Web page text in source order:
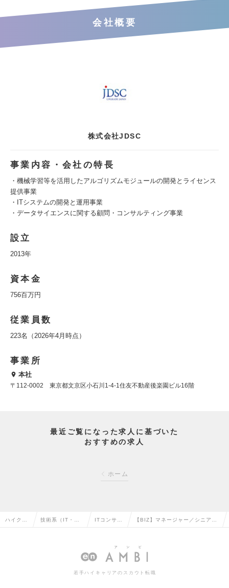
会社概要
株式会社JDSC
事業内容・会社の特長
・機械学習等を活用したアルゴリズムモジュールの開発とライセンス
提供事業
・ITシステムの開発と運用事業
・データサイエンスに関する顧問・コンサルティング事業
設立
2013年
資本金
756百万円
従業員数
223名（2026年4月時点）
事業所
本社
〒112-0002 東京都文京区小石川1-4-1住友不動産後楽園ビル16階
最近ご覧になった求人に基づいた
おすすめの求人
ホーム
ハイクラ 技術系（IT・We ITコンサル
職
【BIZ】マネージャー／シニアマ
情報
若手ハイキャリアのスカウト転職